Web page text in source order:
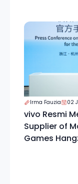
Irma Fauzia 02
vivo Resmi
Supplier of
Games